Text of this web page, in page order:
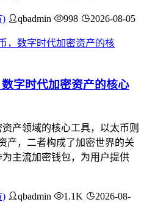
) qbadmin 998 2026-08-05
字时代加密资产的核心
产领域的核心工具，以太币则
产，二者构成了加密世界的关
为主流加密钱包，为用户提供
) qbadmin 1.1K
2026-08-